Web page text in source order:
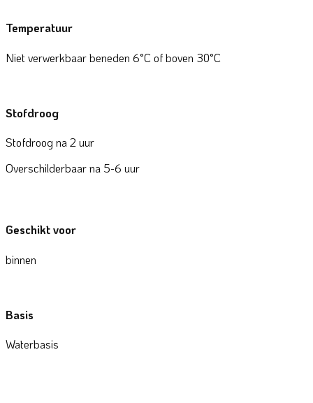
Temperatuur
Niet verwerkbaar beneden 6°C of boven 30°C
Stofdroog
Stofdroog na 2 uur
Overschilderbaar na 5-6 uur
Geschikt voor
binnen
Basis
Waterbasis